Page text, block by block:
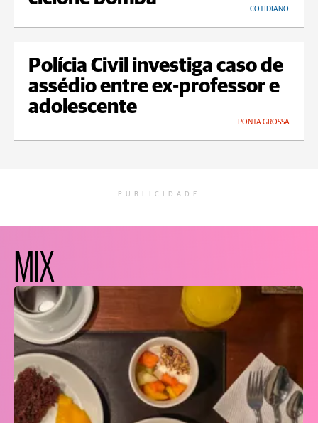
COTIDIANO
Polícia Civil investiga caso de
assédio entre ex-professor e
adolescente
PONTA GROSSA
PUBLICIDADE
MIX